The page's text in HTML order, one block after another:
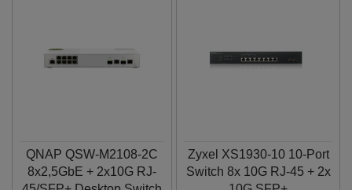
QNAP QSW-M2108-2C
8x2,5GbE + 2x10G RJ-
Zyxel XS1930-10 10-Port
Switch 8x 10G RJ-45 + 2x